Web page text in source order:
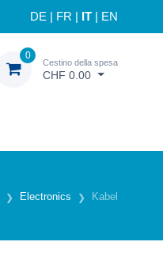
DE FR IT EN
0
Cestino della spesa
CHF 0.00
Electronics Kabel